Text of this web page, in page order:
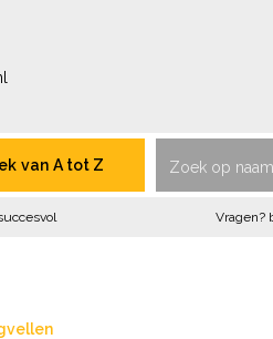
van A tot Z
Vragen?